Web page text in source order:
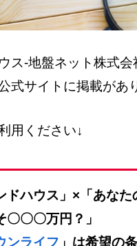
ス-地盤ネット株式
式サイトに掲載があ
用ください↓
ドハウス」×「あなた
〇〇〇万円？」
ンライフ 」は希望の